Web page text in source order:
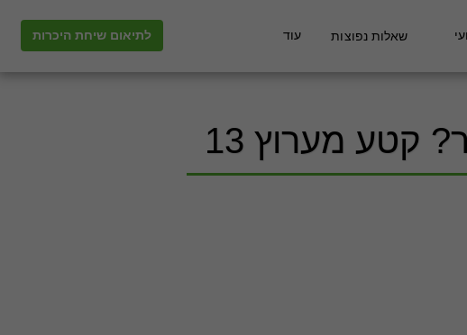
שאלות נפוצות עוד לתיאום שיחת היכרות
קטע מערוץ 13